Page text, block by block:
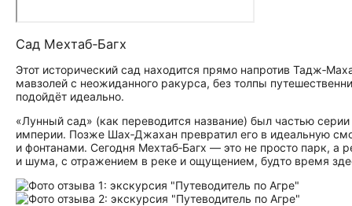
Сад Мехтаб‑Багх
Этот исторический сад находится прямо напротив
мавзолей с неожиданного ракурса, без толпы
подойдёт идеально.
«Лунный сад» (как переводится название) был частью
империи. Позже Шах‑Джахан превратил его в идеальную
и фонтанами. Сегодня Мехтаб‑Багх — это не просто парк,
и шума, с отражением в реке и ощущением, будто время